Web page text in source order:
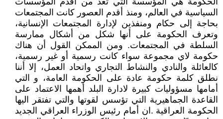
السياسية في العالم، ومنذ أقدم العصور كانت المجتمعات
بحاجة إلى حكام ومنفذين لإدارة المجتمعات الإنسانية،
وتعرف الحكومة على أنها شكل من أشكال ممارسة
السلطة في المجتمعات. ومن الممكن القول أن هناك
حكومة لاي مجموعة سواء كانت رسمية أو غير رسمية،
كالعائلة والنادي والنشاط التجاري واتحاد العمل، إلا أننا
نطلق كلمة حكومة عادة على الحكومة العامة، و التي
أمامها مسؤوليات كبيرة لادارة البلد أهمها الاعتماد على
القاعدة الجماهيرية التي تؤسس لقوتها والتي تفتقر اليها
الحكومة العراقية .ان أمام رئيس الوزراء العراقي الجديد